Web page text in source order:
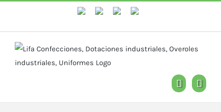
WhastAppFacebookInstagramYouTube